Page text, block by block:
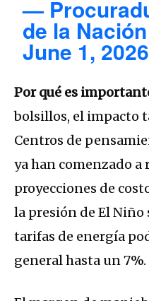
—
de la
June 1, 2026
Por qué es
bolsillos, el impacto
Centros de
ya han comenzado a
proyecciones de
la presión de El Niño
tarifas de energía
general hasta un 7%.